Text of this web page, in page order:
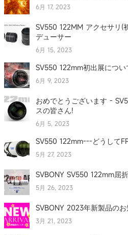
6月 17, 2023
SV550 122MM アクセサリ
デューサー
6月 15, 2023
SV550 122mm初出展につい
6月 9, 2023
おめでとうございます -
スの皆さん!
6月 5, 2023
SV550 122mm---どうして
5月 27, 2023
SVBONY SV550 122mm屈
5月 26, 2023
SVBONY 2023年新製品の
3月 21, 2023